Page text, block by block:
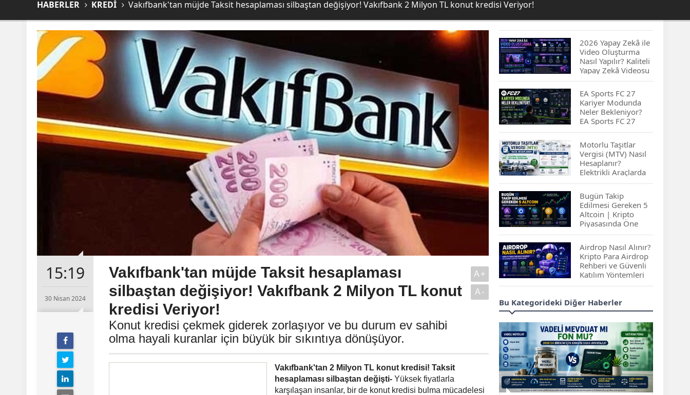
HABERLER KREDİ Vakıfbank'tan müjde Taksit hesaplaması silbaştan değişiyor! Vakıfbank 2 Milyon TL konut kredisi Veriyor!
15:19
30 Nisan 2024
Vakıfbank'tan müjde Taksit hesaplaması
silbaştan değişiyor! Vakıfbank 2 Milyon TL konut
kredisi Veriyor!
Konut kredisi çekmek giderek zorlaşıyor ve bu durum ev sahibi
olma hayali kuranlar için büyük bir sıkıntıya dönüşüyor.
A+
A-
Vakıfbank'tan 2 Milyon TL konut kredisi! Taksit
hesaplaması silbaştan değişti- Yüksek fiyatlarla
karşılaşan insanlar, bir de konut kredisi bulma mücadelesi
2026 Yapay Zekâ ile
Video Oluşturma
Nasıl Yapılır? Kaliteli
Yapay Zekâ Videosu
Hazırlamanın
İpuçları...
EA Sports FC 27
Kariyer Modunda
Neler Bekleniyor?
EA Sports FC 27
Kariyer Modu
Yenilikleri…
Motorlu Taşıtlar
Vergisi (MTV) Nasıl
Hesaplanır?
Elektrikli Araçlarda
MTV Nasıl
Hesaplanır? MTV
Borcu Nasıl
Sorgulanır?
Bugün Takip
Edilmesi Gereken 5
Altcoin | Kripto
Piyasasında Öne
Çıkan Projeler
Airdrop Nasıl Alınır?
Kripto Para Airdrop
Rehberi ve Güvenli
Katılım Yöntemleri
Spot ve Vadeli İşlem
Arasındaki Farklar |
İçin Daha Uygun?
ABD-İran Anlaşması
Sonrası Altın Rekora
Koştu, Petrol
Fiyatları Sert Düştü
Bu Kategorideki Diğer Haberler